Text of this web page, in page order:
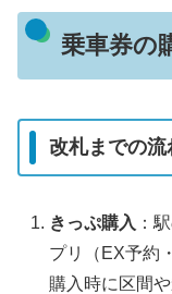
乗車券の
改札までの流
きっぷ購入 ：
プリ（EX予約
購入時に区間